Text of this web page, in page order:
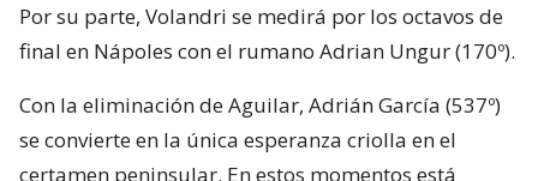
Por su parte, Volandri se medirá por los octavos de
final en Nápoles con el rumano Adrian Ungur (170º).
Con la eliminación de Aguilar, Adrián García (537º)
se convierte en la única esperanza criolla en el
certamen peninsular. En estos momentos está